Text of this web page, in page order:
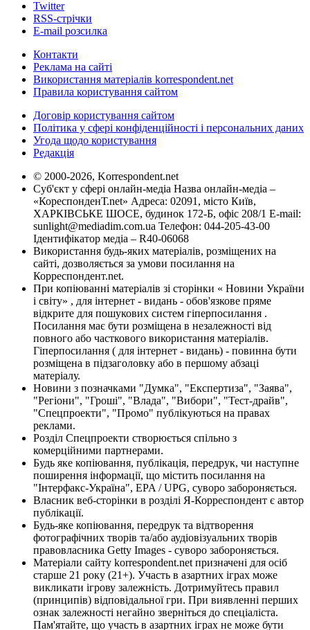
Twitter
RSS-стрічки
E-mail розсилка
Контакти
Реклама на сайті
Використання матеріалів korrespondent.net
Правила користування сайтом
Договір користування сайтом
Політика у сфері конфіденційності і персональних даних
Угода щодо користування
Редакція
© 2000-2026, Korrespondent.net
Суб'єкт у сфері онлайн-медіа Назва онлайн-медіа –
«КореспонденТ.net» Адреса: 02091, місто Київ,
ХАРКІВСЬКЕ ШОСЕ, будинок 172-Б, офіс 208/1 E-mail:
sunlight@mediadim.com.ua Телефон: 044-205-43-00
Ідентифікатор медіа – R40-06068
Використання будь-яких матеріалів, розміщених на
сайті, дозволяється за умови посилання на
Корреспондент.net.
При копіюванні матеріалів зі сторінки « Новини України
і світу» , для інтернет - видань - обов'язкове пряме
відкрите для пошукових систем гіперпосилання .
Посилання має бути розміщена в незалежності від
повного або часткового використання матеріалів.
Гіперпосилання ( для інтернет - видань) - повинна бути
розміщена в підзаголовку або в першому абзаці
матеріалу.
Новини з позначками "Думка", "Експертиза", "Заява",
"Регіони", "Гроші", "Влада", "Вибори", "Тест-драйв",
"Спецпроекти", "Промо" публікуються на правах
реклами.
Розділ Спецпроекти створюється спільно з
комерційними партнерами.
Будь яке копіювання, публікація, передрук, чи наступне
поширення інформації, що містить посилання на
"Інтерфакс-Україна", EPA / UPG, суворо забороняється.
Власник веб-сторінки в розділі Я-Корреспондент є автор
публікації.
Будь-яке копіювання, передрук та відтворення
фотографічних творів та/або аудіовізуальних творів
правовласника Getty Images - суворо забороняється.
Матеріали сайту korrespondent.net призначені для осіб
старше 21 року (21+). Участь в азартних іграх може
викликати ігрову залежність. Дотримуйтесь правил
(принципів) відповідальної гри. При виявленні перших
ознак залежності негайно зверніться до спеціаліста.
Пам'ятайте, що участь в азартних іграх не може бути